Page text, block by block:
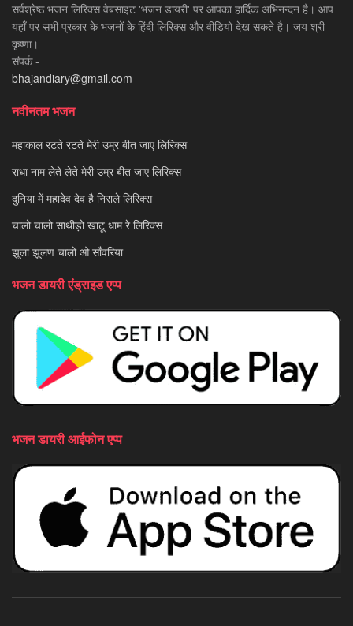
सर्वश्रेष्ठ भजन लिरिक्स वेबसाइट 'भजन डायरी' पर आपका हार्दिक अभिनन्दन है। आप
यहाँ पर सभी प्रकार के भजनों के हिंदी लिरिक्स और वीडियो देख सकते है। जय श्री
कृष्णा।
संपर्क -
bhajandiary@gmail.com
नवीनतम भजन
महाकाल रटते रटते मेरी उम्र बीत जाए लिरिक्स
राधा नाम लेते लेते मेरी उम्र बीत जाए लिरिक्स
दुनिया में महादेव देव है निराले लिरिक्स
चालो चालो साथीड़ो खाटू धाम रे लिरिक्स
झूला झूलण चालो ओ साँवरिया
भजन डायरी एंड्राइड एप्प
भजन डायरी आईफोन एप्प